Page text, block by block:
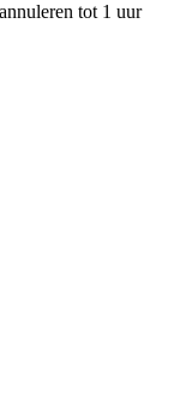
tot 1 uur